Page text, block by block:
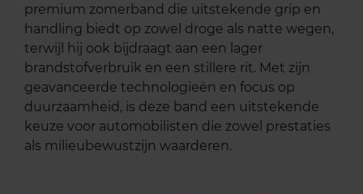
premium zomerband die uitstekende grip en
handling biedt op zowel droge als natte wegen,
terwijl hij ook bijdraagt aan een lager
brandstofverbruik en een stillere rit. Met zijn
geavanceerde technologieën en focus op
duurzaamheid, is deze band een uitstekende
keuze voor automobilisten die zowel prestaties
als milieubewustzijn waarderen.